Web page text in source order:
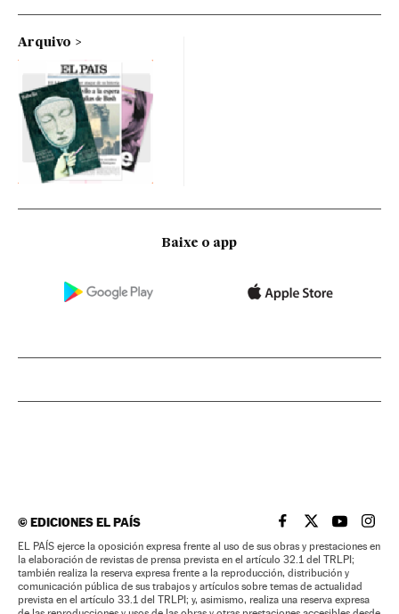
Arquivo
Baixe o app
©EDICIONES EL PAÍS EL PAÍS BRASIL EN
EL PAÍSEL PAÍS
EL
EL PAÍS ejerce la oposición expresa frente al uso de sus obras y prestaciones en
la elaboración de revistas de prensa prevista en el artículo 32.1 del TRLPI;
también realiza la reserva expresa frente a la reproducción, distribución y
comunicación pública de sus trabajos y artículos sobre temas de actualidad
prevista en el artículo 33.1 del TRLPI; y, asimismo, realiza una reserva expresa